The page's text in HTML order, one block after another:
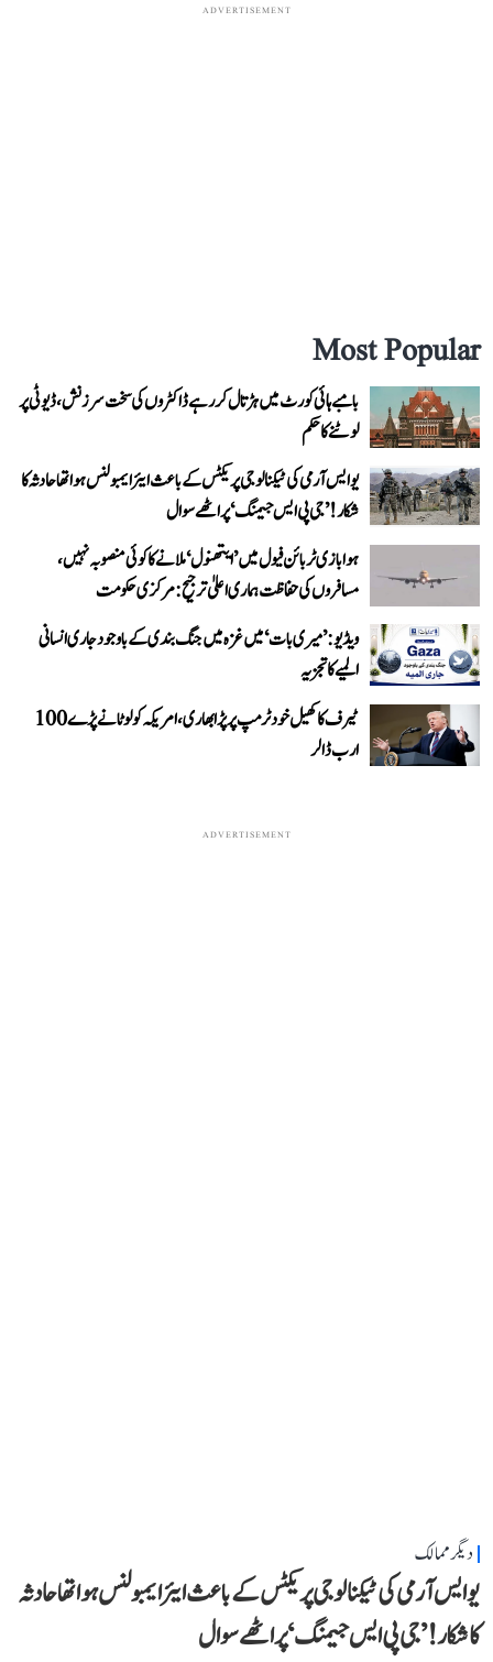
ADVERTISEMENT
Most Popular
بامبے ہائی کورٹ میں ہڑتال کر رہے ڈاکٹروں کی سخت سرزنش، ڈیوٹی پر
لوٹنے کا حکم
یو ایس آرمی کی ٹیکنالوجی پریکٹس کے باعث ایئر ایمبولنس ہوا تھا حادثہ کا
شکار! ’جی پی ایس جیمنگ‘ پر اٹھے سوال
ہوابازی ٹربائن فیول میں ’ایتھنول‘ ملانے کا کوئی منصوبہ نہیں،
مسافروں کی حفاظت ہماری اعلیٰ ترجیح: مرکزی حکومت
ویڈیو: ’میری بات‘ میں غزہ میں جنگ بندی کے باوجود جاری انسانی
المیے کا تجزیہ
ٹیرف کا کھیل خود ٹرمپ پر پڑا بھاری، امریکہ کو لوٹانے پڑے 100
ارب ڈالر
ADVERTISEMENT
دیگر ممالک
یو ایس آرمی کی ٹیکنالوجی پریکٹس کے باعث ایئر ایمبولنس ہوا تھا حادثہ
کا شکار! ’جی پی ایس جیمنگ‘ پر اٹھے سوال